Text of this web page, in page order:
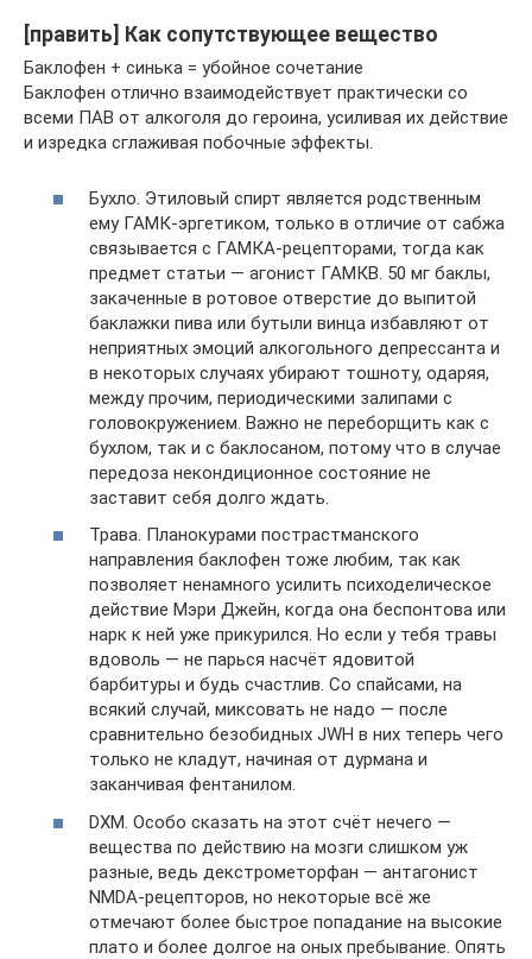
[править] Как сопутствующее вещество
Баклофен + синька = убойное сочетание
Баклофен отлично взаимодействует практически со
всеми ПАВ от алкоголя до героина, усиливая их действие
и изредка сглаживая побочные эффекты.
Бухло. Этиловый спирт является родственным
ему ГАМК-эргетиком, только в отличие от сабжа
связывается с ГАМКА-рецепторами, тогда как
предмет статьи — агонист ГАМКB. 50 мг баклы,
закаченные в ротовое отверстие до выпитой
баклажки пива или бутыли винца избавляют от
неприятных эмоций алкогольного депрессанта и
в некоторых случаях убирают тошноту, одаряя,
между прочим, периодическими залипами с
головокружением. Важно не переборщить как с
бухлом, так и с баклосаном, потому что в случае
передоза некондиционное состояние не
заставит себя долго ждать.
Трава. Планокурами пострастманского
направления баклофен тоже любим, так как
позволяет ненамного усилить психоделическое
действие Мэри Джейн, когда она беспонтова или
нарк к ней уже прикурился. Но если у тебя травы
вдоволь — не парься насчёт ядовитой
барбитуры и будь счастлив. Со спайсами, на
всякий случай, миксовать не надо — после
сравнительно безобидных JWH в них теперь чего
только не кладут, начиная от дурмана и
заканчивая фентанилом.
DXM. Особо сказать на этот счёт нечего —
вещества по действию на мозги слишком уж
разные, ведь декстрометорфан — антагонист
NMDA-рецепторов, но некоторые всё же
отмечают более быстрое попадание на высокие
плато и более долгое на оных пребывание. Опять